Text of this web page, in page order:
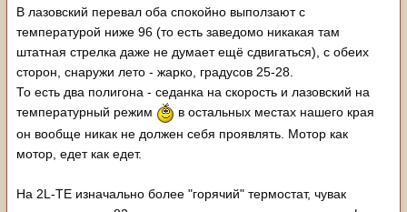
В лазовский перевал оба спокойно выползают с
температурой ниже 96 (то есть заведомо никакая там
штатная стрелка даже не думает ещё сдвигаться), с обеих
сторон, снаружи лето - жарко, градусов 25-28.
То есть два полигона - седанка на скорость и лазовский на
температурный режим
в остальных местах нашего края
он вообще никак не должен себя проявлять. Мотор как
мотор, едет как едет.
На 2L-TE изначально более "горячий" термостат, чувак